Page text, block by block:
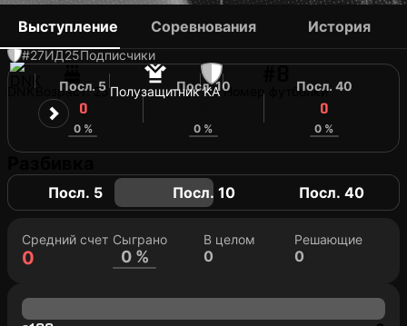
JEPPE PEDERSEN
#27ИД25Подписчики
Возраст: 25 Полузащитник KA Номер футболки
Выступление Соревнования История
Посл. 5
0
0 %
Посл. 10
0 %
Посл. 40
0
0 %
Посл. 5 Посл. 10 Посл. 40
Средний счет
0
Сыграно
0 %
В целом
0
Решающие
0